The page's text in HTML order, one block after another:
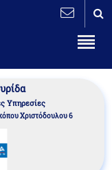
Υπηρεσίες
Χριστόδουλου 6